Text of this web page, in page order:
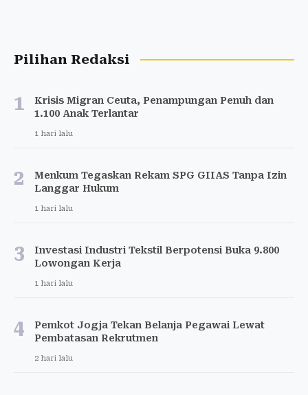
Pilihan Redaksi
1
Krisis Migran Ceuta, Penampungan Penuh dan
1.100 Anak Terlantar
1 hari lalu
2
Menkum Tegaskan Rekam SPG GIIAS Tanpa Izin
Langgar Hukum
1 hari lalu
3
Investasi Industri Tekstil Berpotensi Buka 9.800
Lowongan Kerja
1 hari lalu
4
Pemkot Jogja Tekan Belanja Pegawai Lewat
Pembatasan Rekrutmen
2 hari lalu